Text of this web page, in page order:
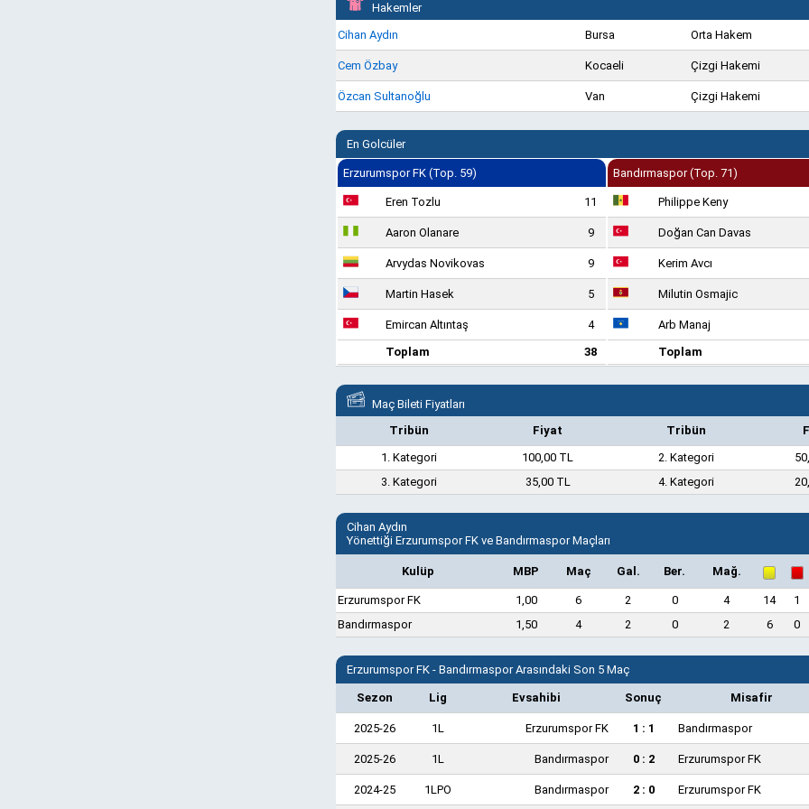
Hakemler
Cihan Aydın
Bursa Orta Hakem
Cem Özbay Kocaeli Çizgi Hakemi
Özcan Sultanoğlu Van Çizgi Hakemi
En Golcüler
Erzurumspor FK (Top. 59)
Eren Tozlu 11
Aaron Olanare 9
Arvydas Novikovas 9
Martin Hasek 5
Emircan Altıntaş
4
Toplam
38
Bandırmaspor (Top. 71)
Philippe Keny
Doğan Can Davas
Kerim Avcı
Milutin Osmajic
Arb Manaj
Toplam
Maç Bileti Fiyatları
Tribün
Fiyat Tribün
1. Kategori
100,00 TL 2. Kategori
3. Kategori
35,00 TL 4. Kategori
Cihan Aydın
Yönettiği Erzurumspor FK ve Bandırmaspor Maçları
Kulüp MBP Maç Gal. Ber. Mağ.
Erzurumspor FK 1,00 6 2 0 4 14 1
Bandırmaspor
1,50 4 2 0 2 6 0
Erzurumspor FK - Bandırmaspor Arasındaki Son 5 Maç
Sezon Lig Evsahibi Sonuç Misafir
2025-26 1L Erzurumspor FK 1 : 1 Bandırmaspor
2025-26 1L Bandırmaspor 0 : 2 Erzurumspor FK
2024-25 1LPO Bandırmaspor 2 : 0 Erzurumspor FK